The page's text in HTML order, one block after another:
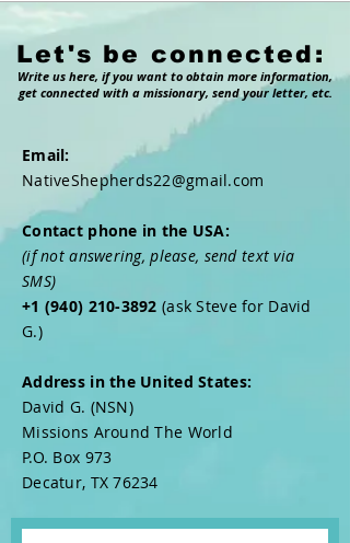
Let's be connected:
Write us here, if you want to obtain more information,
get connected with a missionary, send your letter, etc.
Email:
NativeShepherds22@gmail.com
Contact phone in the USA:
(if not answering, please, send text via
SMS)
+1 (940) 210-3892 (ask Steve for David
G.)
Address in the United States:
David G. (NSN)
Missions Around The World
P.O. Box 973
Decatur, TX 76234